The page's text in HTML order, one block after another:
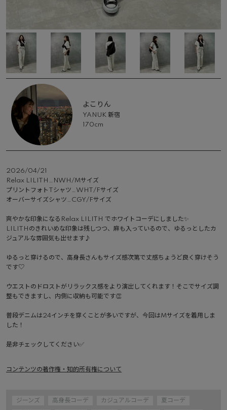
よこりん
YANUK 新宿
170cm
2026/04/21
Relax LILITH…NWH/Mサイズ
プリントフォトTシャツ…WHT/Fサイズ
オーバーサイズシャツ…CGY/Fサイズ
爽やかな印象になるRelax LILITH でホワイトコーデにしました✨
LILITHのきれいめな印象は残しつつ、麻も入っているので、ゆるっとしたカ
ジュアルな雰囲気も出せます♪
ゆるっと穿けるので、高身長さんもサイズ感次第で丈感ちょうど良く穿けそう
です♡
ウエストのドロストがリラックス感をより演出してくれます！そこでサイズ調
整もできますし、内側に収納も可能です👏
普段デニムは24インチを穿くことが多いですが、今回はMサイズを着用しま
した！
是非チェックしてください✅
コンテンツの著作権・知的所有権について
ジーンズ 高身長コーデ カジュアルコーデ 夏コーデ